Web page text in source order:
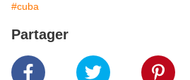
#cuba
Partager